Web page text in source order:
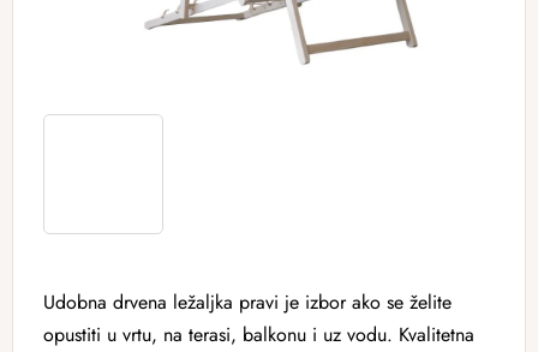
Udobna drvena ležaljka pravi je izbor ako se želite
opustiti u vrtu, na terasi, balkonu i uz vodu. Kvalitetna